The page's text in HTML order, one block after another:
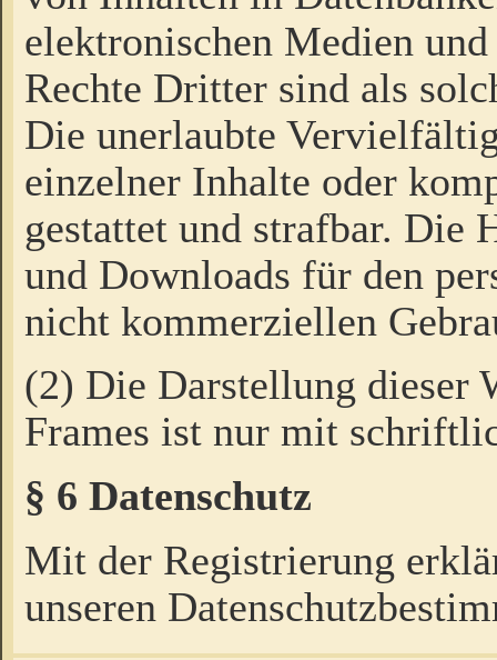
elektronischen Medien
Rechte Dritter sind als
Die unerlaubte
einzelner Inhalte oder
gestattet und strafbar. Die
und Downloads für den
nicht kommerziellen
(2) Die Darstellung dieser
Frames ist nur mit
§ 6 Datenschutz
Mit der Registrierung
unseren